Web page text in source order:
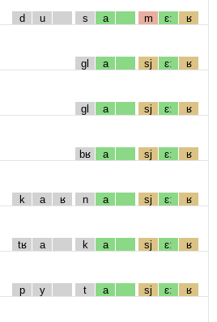
d u s a m ɛː ʁ
gl a sj ɛː ʁ
gl a sj ɛː ʁ
bʁ a sj ɛː ʁ
k a ʁ n a sj ɛː ʁ
tʁ a k a sj ɛː ʁ
p y t a sj ɛː ʁ